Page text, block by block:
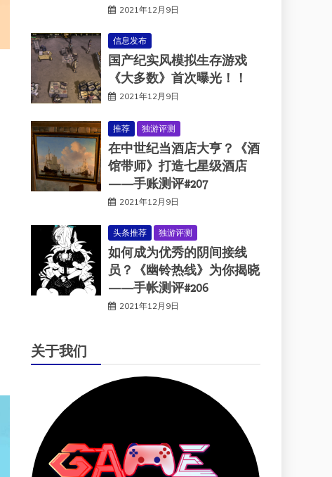
2021年12月9日
信息发布
国产纪实风模拟生存游戏
《大多数》首次曝光！！
2021年12月9日
推荐 独游评测
在中世纪当酒店大亨？《酒
馆带师》打造七星级酒店
——手账测评#207
2021年12月9日
头条推荐 独游评测
如何成为优秀的阴间接线
员？《幽铃热线》为你揭晓
——手帐测评#206
2021年12月9日
关于我们